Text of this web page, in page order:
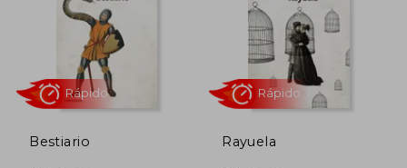
Bestiario Rayuela